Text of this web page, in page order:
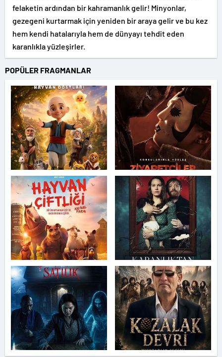
felaketin ardından bir kahramanlık gelir! Minyonlar,
gezegeni kurtarmak için yeniden bir araya gelir ve bu kez
hem kendi hatalarıyla hem de dünyayı tehdit eden
karanlıkla yüzleşirler.
POPÜLER FRAGMANLAR